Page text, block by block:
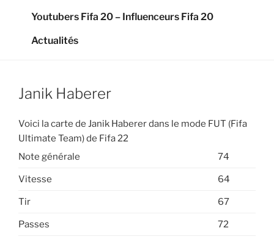
Youtubers Fifa 20 – Influenceurs Fifa 20
Actualités
Janik Haberer
Voici la carte de Janik Haberer dans le mode FUT (Fifa
Ultimate Team) de Fifa 22
Note générale
74
Vitesse 64
Tir 67
Passes 72